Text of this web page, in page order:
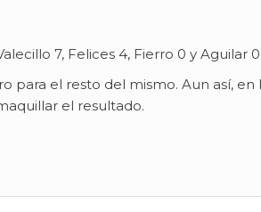
7, Felices 4, Fierro 0 y Aguilar 0
para el resto del mismo. Aun así,
el resultado.